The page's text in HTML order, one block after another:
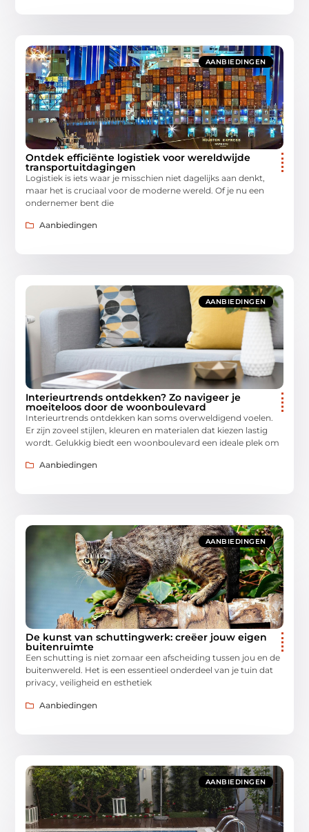
AANBIEDINGEN
Ontdek efficiënte logistiek voor wereldwijde
transportuitdagingen
Logistiek is iets waar je misschien niet dagelijks aan denkt,
maar het is cruciaal voor de moderne wereld. Of je nu een
ondernemer bent die
Aanbiedingen
AANBIEDINGEN
Interieurtrends ontdekken? Zo navigeer je
moeiteloos door de woonboulevard
Interieurtrends ontdekken kan soms overweldigend voelen.
Er zijn zoveel stijlen, kleuren en materialen dat kiezen lastig
wordt. Gelukkig biedt een woonboulevard een ideale plek om
Aanbiedingen
AANBIEDINGEN
De kunst van schuttingwerk: creëer jouw eigen
buitenruimte
Een schutting is niet zomaar een afscheiding tussen jou en de
buitenwereld. Het is een essentieel onderdeel van je tuin dat
privacy, veiligheid en esthetiek
Aanbiedingen
AANBIEDINGEN